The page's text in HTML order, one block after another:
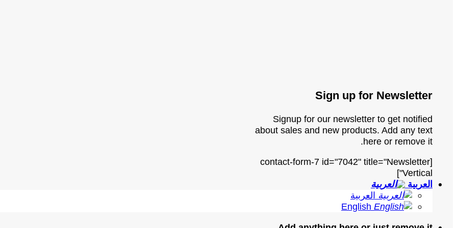
Sign up for Newsletter
Signup for our newsletter to get notified
about sales and new products. Add any text
here or remove it.
[contact-form-7 id="7042" title="Newsletter
Vertical"]
العربية
العربية